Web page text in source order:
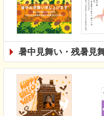
暑中見舞い・残暑見